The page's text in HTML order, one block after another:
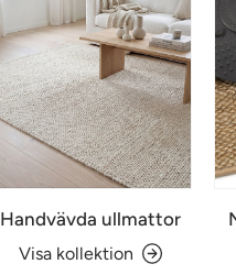
Handvävda ullmattor
Visa kollektion